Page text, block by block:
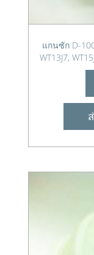
แกนซัก D-
WT13J7,